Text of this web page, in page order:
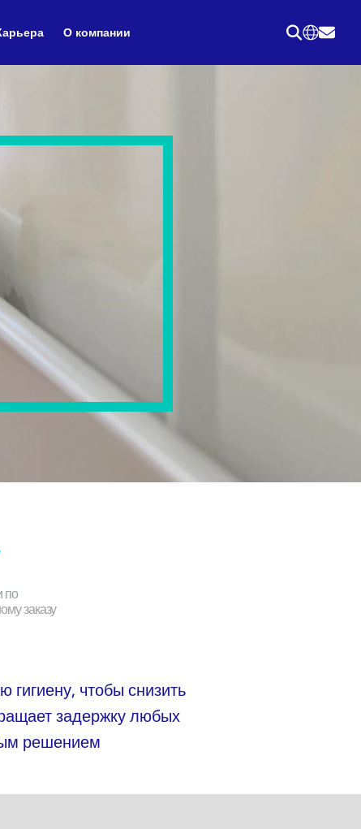
О компании
по
заказу
чтобы снизить
задержку любых
решением